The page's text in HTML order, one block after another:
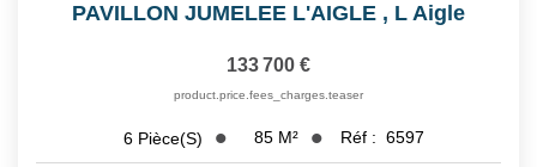
PAVILLON JUMELEE L'AIGLE , L Aigle
133 700 €
product.price.fees_charges.teaser
6 Pièce(s) 85 M² Réf : 6597